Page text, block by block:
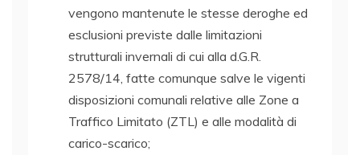
vengono mantenute le stesse deroghe ed
esclusioni previste dalle limitazioni
strutturali invernali di cui alla d.G.R.
2578/14, fatte comunque salve le vigenti
disposizioni comunali relative alle Zone a
Traffico Limitato (ZTL) e alle modalità di
carico-scarico;